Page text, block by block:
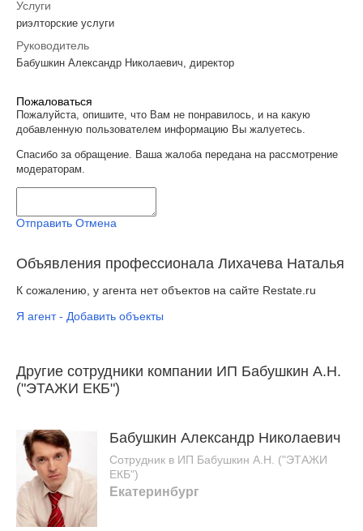
Услуги
риэлторские услуги
Руководитель
Бабушкин Александр Николаевич, директор
Пожаловаться
Пожалуйста, опишите, что Вам не понравилось, и на какую
добавленную пользователем информацию Вы жалуетесь.
Спасибо за обращение. Ваша жалоба передана на рассмотрение
модераторам.
Отправить Отмена
Объявления профессионала Лихачева Наталья
К сожалению, у агента нет объектов на сайте Restate.ru
Я агент - Добавить объекты
Другие сотрудники компании ИП Бабушкин А.Н.
("ЭТАЖИ ЕКБ")
Бабушкин Александр Николаевич
Сотрудник в ИП Бабушкин А.Н. ("ЭТАЖИ
ЕКБ")
Екатеринбург